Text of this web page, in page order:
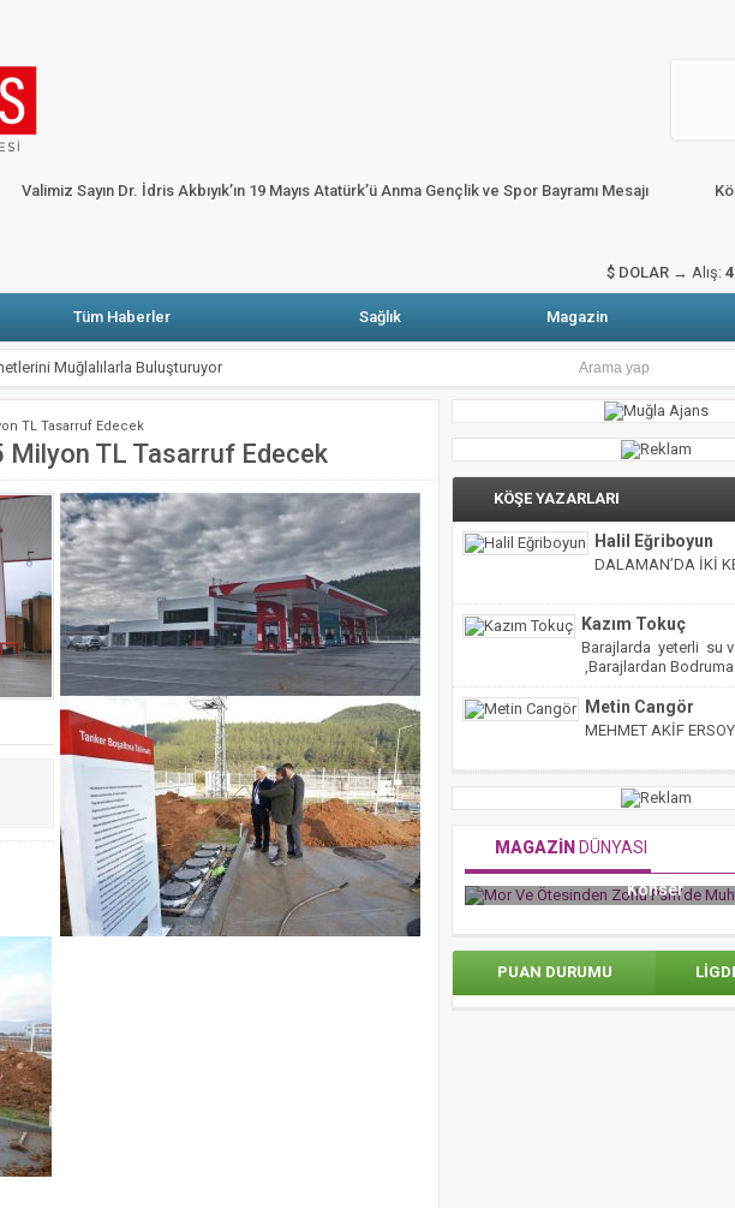
Erbay: Muğla’da elektrik faturasını ödeyemeyen abone sayısı yüzde dört bin arttı
Hava
Valimiz Sayın Dr. İdris Akbıyık’ın 19 Mayıs Atatürk’ü Anma Gençlik ve Spor Bayramı Mesajı
$ DOLAR → Alış:
Tüm Haberler Sağlık Magazin
Muğlalılarla Buluşturuyor
sıkışan kişiyi İtfaiye kurtardı
Seydikemer’de Yaralar Sarılıyor
Buluntuları Ortaya Çıktı
Seferberlik
10 Yıllık Firarisi FETÖ’cü Muğla Adliyesine Sevk Edildi
SANATIYLA TAMAMLADIĞI YOLCULUĞU
Plajına alınmayan Engelli kadın plaja sürünerek geçti
TL Tasarruf Edecek
Milyon TL Tasarruf Edecek
KÖŞE YAZARLARI
Halil Eğriboyun
DALAMAN’DA İKİ
Kazım Tokuç
Barajlarda yeterli su
,Barajlardan
miktarı yarıya
Metin Cangör
MEHMET AKİF ERSOY
MAGAZİN DÜNYASI
Zorlu Psm’de Edip Akbayram Coşkusu Yaşandı
Mor Ve Ötesinden Zorlu
Konser
PUAN DURUMU